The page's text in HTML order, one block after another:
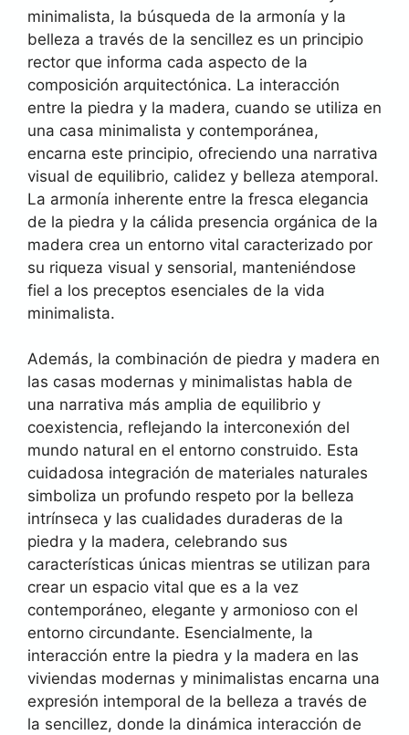
minimalista, la búsqueda de la armonía y la
belleza a través de la sencillez es un principio
rector que informa cada aspecto de la
composición arquitectónica. La interacción
entre la piedra y la madera, cuando se utiliza en
una casa minimalista y contemporánea,
encarna este principio, ofreciendo una narrativa
visual de equilibrio, calidez y belleza atemporal.
La armonía inherente entre la fresca elegancia
de la piedra y la cálida presencia orgánica de la
madera crea un entorno vital caracterizado por
su riqueza visual y sensorial, manteniéndose
fiel a los preceptos esenciales de la vida
minimalista.
Además, la combinación de piedra y madera en
las casas modernas y minimalistas habla de
una narrativa más amplia de equilibrio y
coexistencia, reflejando la interconexión del
mundo natural en el entorno construido. Esta
cuidadosa integración de materiales naturales
simboliza un profundo respeto por la belleza
intrínseca y las cualidades duraderas de la
piedra y la madera, celebrando sus
características únicas mientras se utilizan para
crear un espacio vital que es a la vez
contemporáneo, elegante y armonioso con el
entorno circundante. Esencialmente, la
interacción entre la piedra y la madera en las
viviendas modernas y minimalistas encarna una
expresión intemporal de la belleza a través de
la sencillez, donde la dinámica interacción de